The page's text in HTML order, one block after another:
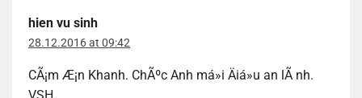
hien vu sinh
28.12.2016 at 09:42
CÃ¡m Æ¡n Khanh. ChÃºc Anh má»i Äiá»u an lÃ nh.